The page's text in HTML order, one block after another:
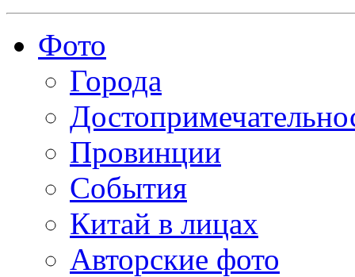
Фото
Города
Провинции
События
Китай в лицах
Авторские фото